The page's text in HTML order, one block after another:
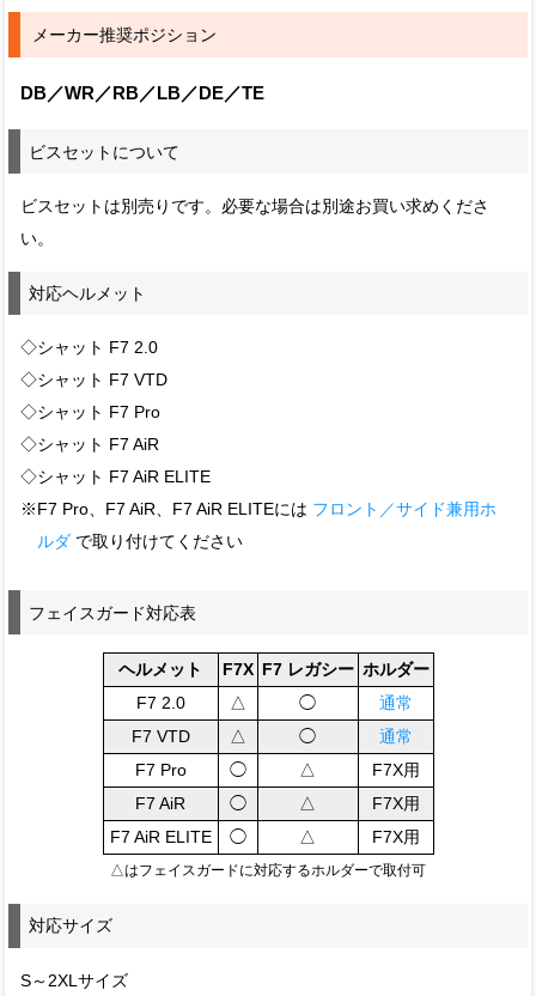
メーカー推奨ポジション
DB／WR／RB／LB／DE／TE
ビスセットについて
ビスセットは別売りです。必要な場合は別途お買い求めくださ
い。
対応ヘルメット
◇シャット F7 2.0
◇シャット F7 VTD
◇シャット F7 Pro
◇シャット F7 AiR
◇シャット F7 AiR ELITE
※F7 Pro、F7 AiR、F7 AiR ELITEには フロント／サイド兼用ホ
ルダで取り付けてください
フェイスガード対応表
ヘルメット F7X F7 レガシー ホルダー
F7 2.0
△ ◯
通常
F7 VTD
△ ◯
通常
F7 Pro
◯ △
F7X用
F7 AiR
◯ △
F7X用
F7 AiR ELITE
◯ △ F7X用
△はフェイスガードに対応するホルダーで取付可
対応サイズ
S～2XLサイズ